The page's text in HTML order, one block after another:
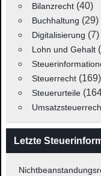
Bilanzrecht(40)
Buchhaltung (29)
Digitalisierung (7)
Lohn und Gehalt
Steuerrecht(169)
Steuerurteile
Letzte